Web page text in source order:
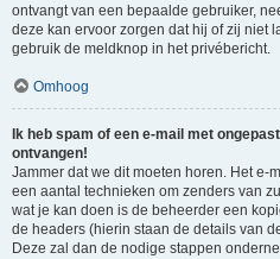
ontvangt van een bepaalde gebruiker,
deze kan ervoor zorgen dat hij of zij niet
gebruik de meldknop in het privébericht.
Omhoog
Ik heb spam of een e-mail met
ontvangen!
Jammer dat we dit moeten horen. Het e-
een aantal technieken om zenders van
wat je kan doen is de beheerder een
de headers (hierin staan de details van
Deze zal dan de nodige stappen